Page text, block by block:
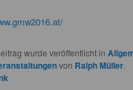
wurde veröffentlicht in
von Ralph Müller.